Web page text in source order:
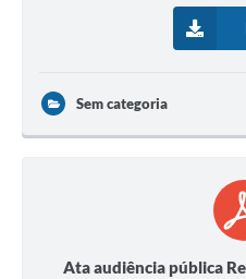
Sem categoria
Ata audiência pública